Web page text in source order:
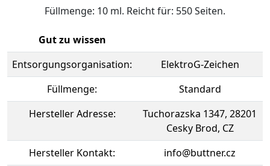
Füllmenge: 10 ml. Reicht für: 550 Seiten.
Gut zu wissen
Entsorgungsorganisation:
ElektroG-Zeichen
Füllmenge:
Standard
Hersteller Adresse:
Tuchorazska 1347, 28201
Cesky Brod, CZ
Hersteller Kontakt:
info@buttner.cz